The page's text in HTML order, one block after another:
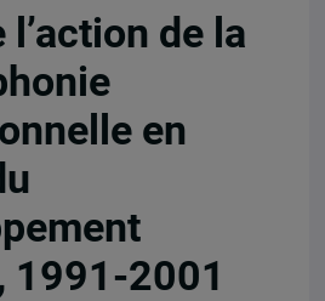
l’action de la
en
1991-2001